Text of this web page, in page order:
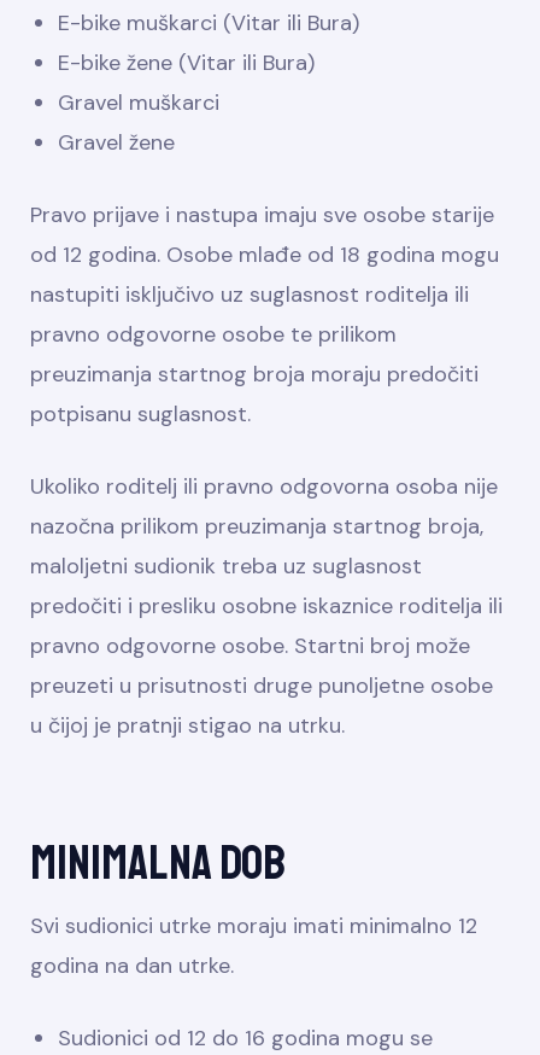
E-bike muškarci (Vitar ili Bura)
E-bike žene (Vitar ili Bura)
Gravel muškarci
Gravel žene
Pravo prijave i nastupa imaju sve osobe starije
od 12 godina. Osobe mlađe od 18 godina mogu
nastupiti isključivo uz suglasnost roditelja ili
pravno odgovorne osobe te prilikom
preuzimanja startnog broja moraju predočiti
potpisanu suglasnost.
Ukoliko roditelj ili pravno odgovorna osoba nije
nazočna prilikom preuzimanja startnog broja,
maloljetni sudionik treba uz suglasnost
predočiti i presliku osobne iskaznice roditelja ili
pravno odgovorne osobe. Startni broj može
preuzeti u prisutnosti druge punoljetne osobe
u čijoj je pratnji stigao na utrku.
Minimalna dob
Svi sudionici utrke moraju imati minimalno 12
godina na dan utrke.
Sudionici od 12 do 16 godina mogu se